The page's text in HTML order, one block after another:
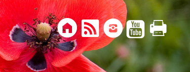
    